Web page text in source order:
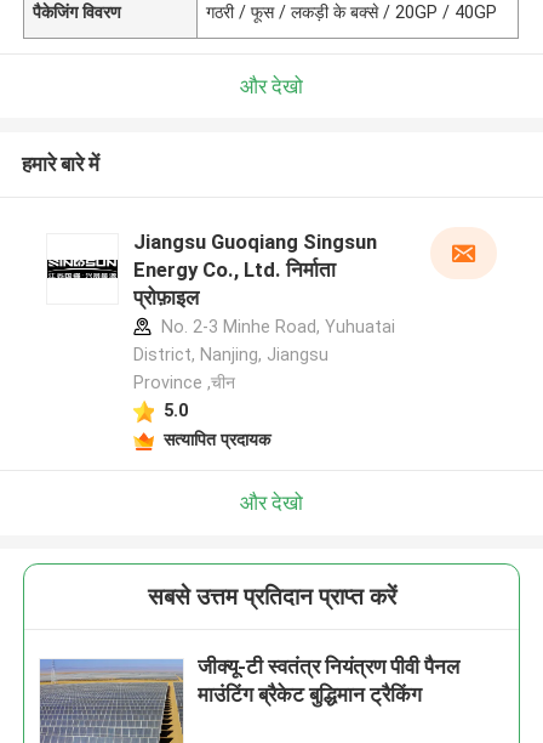
पैकेजिंग विवरण गठरी / फूस / लकड़ी के बक्से / 20GP / 40GP
और देखो
हमारे बारे में
Jiangsu Guoqiang Singsun
Energy Co., Ltd. निर्माता
प्रोफ़ाइल
No. 2-3 Minhe Road, Yuhuatai
District, Nanjing, Jiangsu
Province ,चीन
5.0
सत्यापित प्रदायक
और देखो
सबसे उत्तम प्रतिदान प्राप्त करें
जीक्यू-टी स्वतंत्र नियंत्रण पीवी पैनल
माउंटिंग ब्रैकेट बुद्धिमान ट्रैकिंग